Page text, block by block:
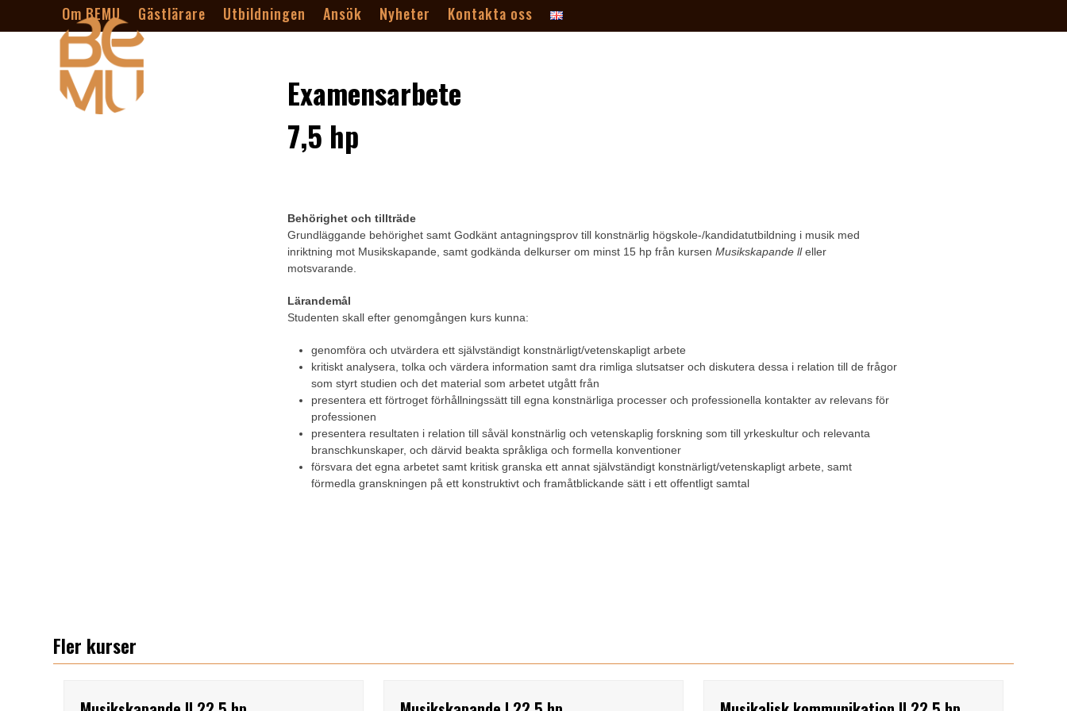
Om BEMU Gästlärare Utbildningen Ansök Nyheter Kontakta oss
Examensarbete
7,5 hp
Behörighet och tillträde
Grundläggande behörighet samt Godkänt antagningsprov till konstnärlig högskole-/kandidatutbildning i musik med
inriktning mot Musikskapande, samt godkända delkurser om minst 15 hp från kursenMusikskapande lleller
motsvarande.
Lärandemål
Studenten skall efter genomgången kurs kunna:
genomföra och utvärdera ett självständigt konstnärligt/vetenskapligt arbete
kritiskt analysera, tolka och värdera information samt dra rimliga slutsatser och diskutera dessa i relation till de frågor
som styrt studien och det material som arbetet utgått från
presentera ett förtroget förhållningssätt till egna konstnärliga processer och professionella kontakter av relevans för
professionen
presentera resultaten i relation till såväl konstnärlig och vetenskaplig forskning som till yrkeskultur och relevanta
branschkunskaper, och därvid beakta språkliga och formella konventioner
försvara det egna arbetet samt kritisk granska ett annat självständigt konstnärligt/vetenskapligt arbete, samt
förmedla granskningen på ett konstruktivt och framåtblickande sätt i ett offentligt samtal
Fler kurser